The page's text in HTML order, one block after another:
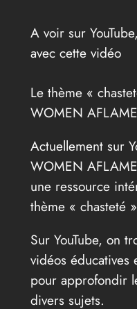
A voir sur
avec cette vidéo
Le thème «
WOMEN
Actuellement sur
WOMEN
une ressource
thème « chasteté
Sur YouTube, on
vidéos éducatives
pour approfondir
divers sujets.